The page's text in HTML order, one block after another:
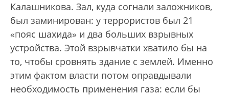
Калашникова. Зал, куда согнали заложников,
был заминирован: у террористов был 21
«пояс шахида» и два больших взрывных
устройства. Этой взрывчатки хватило бы на
то, чтобы сровнять здание с землей. Именно
этим фактом власти потом оправдывали
необходимость применения газа: если бы